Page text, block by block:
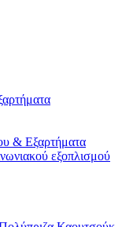
& Εξαρτήματα
εξοπλισμού